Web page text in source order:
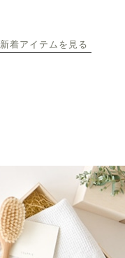
新着アイテムを見る